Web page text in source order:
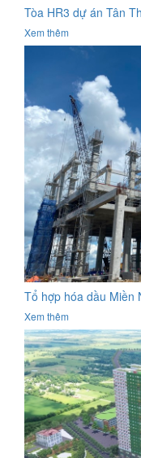
Tòa HR3 dự án Tân
Xem thêm
Tổ hợp hóa dầu Miền
Xem thêm